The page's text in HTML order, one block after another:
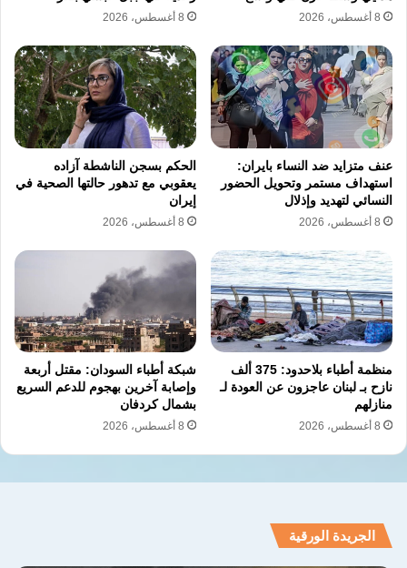
العدالة.
العدالة الدولية جرائم حرب خالد الهيشري
سجن معيتيقة ليبيا
نسخ الرابط
8 أغسطس، 2026 8 أغسطس، 2026
عنف متزايد ضد النساء بايران:
استهداف مستمر وتحويل الحضور
النسائي لتهديد وإذلال
8 أغسطس، 2026
الحكم بسجن الناشطة آزاده
يعقوبي مع تدهور حالتها الصحية في
إيران
8 أغسطس، 2026
منظمة أطباء بلاحدود: 375 ألف
نازح بـ لبنان عاجزون عن العودة لـ
منازلهم
8 أغسطس، 2026
شبكة أطباء السودان: مقتل أربعة
وإصابة آخرين بهجوم للدعم السريع
بشمال كردفان
8 أغسطس، 2026
الجريدة الورقية